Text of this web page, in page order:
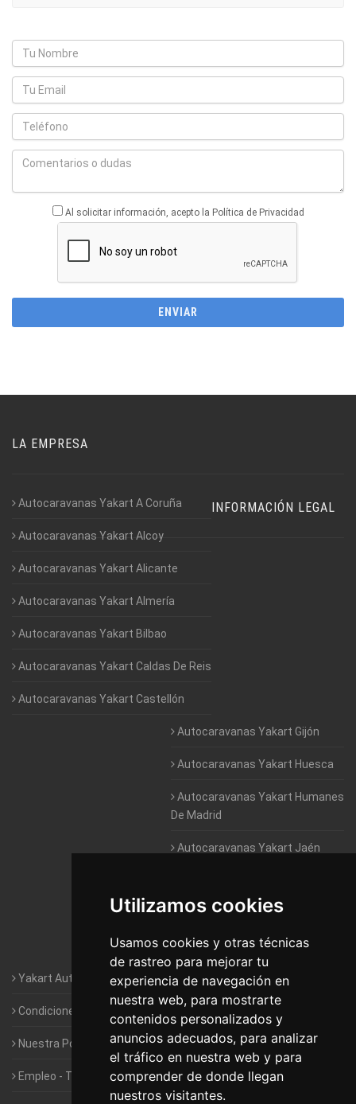
Utilizamos cookies
Usamos cookies y otras técnicas
de rastreo para mejorar tu
experiencia de navegación en
nuestra web, para mostrarte
contenidos personalizados y
anuncios adecuados, para analizar
el tráfico en nuestra web y para
comprender de donde llegan
nuestros visitantes.
Al solicitar información, acepto la Política de Privacidad
LA EMPRESA
Autocaravanas Yakart A Coruña
Autocaravanas Yakart Alcoy
Autocaravanas Yakart Alicante
Autocaravanas Yakart Almería
Autocaravanas Yakart Bilbao
Autocaravanas Yakart Caldas De Reis
Autocaravanas Yakart Castellón
Autocaravanas Yakart Gijón
Autocaravanas Yakart Huesca
Autocaravanas Yakart Humanes
De Madrid
Autocaravanas Yakart Jaén
Autocaravanas Yakart Valencia
Autocaravanas Yakart Vitoria
INFORMACIÓN LEGAL
Yakart Autocaravanas · La empresa
Condiciones de Alquiler de Yakart
Nuestra Política de Privacidad
Empleo - Trabaja con nosotros